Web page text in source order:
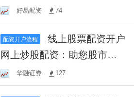
非法配资的金额与风险
好易配资 74
配资开户流程
线上股票配资开户
网上炒股配资：助您股市轻
松盈利华融证券 127